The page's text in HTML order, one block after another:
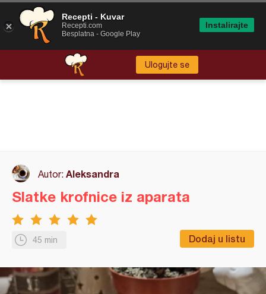
Ulogujte se
Autor: Aleksandra
45 min Dodaj u listu
Slatke krofnice iz aparata
Recepti - Kuvar
Recepti.com
Besplatna - Google Play
Instalirajte